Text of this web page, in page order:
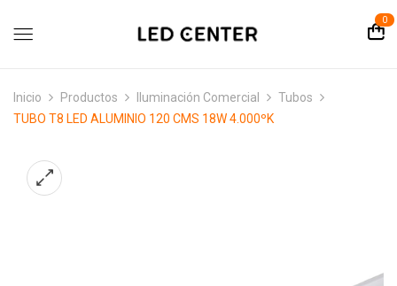
0
Inicio Productos Iluminación Comercial
Tubos
TUBO T8 LED ALUMINIO 120 CMS 18W 4.000ºK